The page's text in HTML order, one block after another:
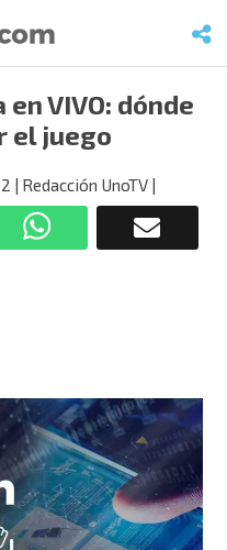
VIVO: dónde
el juego
| Redacción UnoTV |